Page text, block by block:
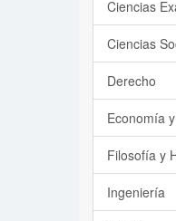
Ciencias
Ciencias
Derecho
Economía
Filosofía y
Ingeniería